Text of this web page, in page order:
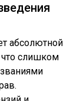
абсолютной
что слишком